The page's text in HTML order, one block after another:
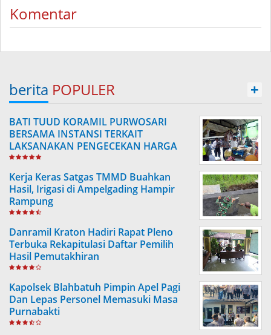
Komentar
berita POPULER +
BATI TUUD KORAMIL PURWOSARI
BERSAMA INSTANSI TERKAIT
LAKSANAKAN PENGECEKAN HARGA
SEMBAKO
Kerja Keras Satgas TMMD Buahkan
Hasil, Irigasi di Ampelgading Hampir
Rampung
Danramil Kraton Hadiri Rapat Pleno
Terbuka Rekapitulasi Daftar Pemilih
Hasil Pemutakhiran
Kapolsek Blahbatuh Pimpin Apel Pagi
Dan Lepas Personel Memasuki Masa
Purnabakti